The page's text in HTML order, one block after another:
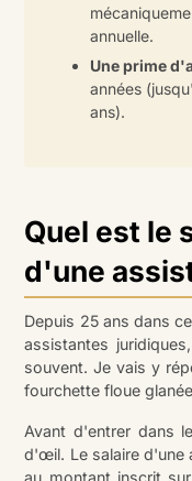
annuelle.
Une prime
années
ans).
Quel est le
d'une
Depuis 25 ans dans
assistantes
souvent. Je vais y
fourchette floue
Avant d'entrer dans
d'œil. Le salaire d'une
au montant inscrit